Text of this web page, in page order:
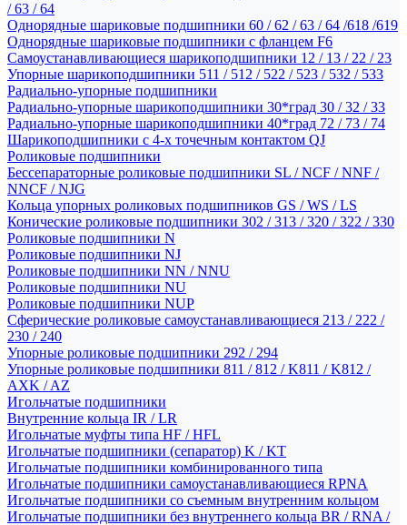
/ 63 / 64
Однорядные шариковые подшипники 60 / 62 / 63 / 64 /618 /619
Однорядные шариковые подшипники с фланцем F6
Самоустанавливающиеся шарикоподшипники 12 / 13 / 22 / 23
Упорные шарикоподшипники 511 / 512 / 522 / 523 / 532 / 533
Радиально-упорные подшипники
Радиально-упорные шарикоподшипники 30*град 30 / 32 / 33
Радиально-упорные шарикоподшипники 40*град 72 / 73 / 74
Шарикоподшипники с 4-х точечным контактом QJ
Роликовые подшипники
Бессепараторные роликовые подшипники SL / NCF / NNF /
NNCF / NJG
Кольца упорных роликовых подшипников GS / WS / LS
Конические роликовые подшипники 302 / 313 / 320 / 322 / 330
Роликовые подшипники N
Роликовые подшипники NJ
Роликовые подшипники NN / NNU
Роликовые подшипники NU
Роликовые подшипники NUP
Сферические роликовые самоустанавливающиеся 213 / 222 /
230 / 240
Упорные роликовые подшипники 292 / 294
Упорные роликовые подшипники 811 / 812 / K811 / K812 /
AXK / AZ
Игольчатые подшипники
Внутренние кольца IR / LR
Игольчатые муфты типа HF / HFL
Игольчатые подшипники (сепаратор) K / KT
Игольчатые подшипники комбинированного типа
Игольчатые подшипники самоустанавливающиеся RPNA
Игольчатые подшипники со съемным внутренним кольцом
Игольчатые подшипники без внутреннего кольца BR / RNA /